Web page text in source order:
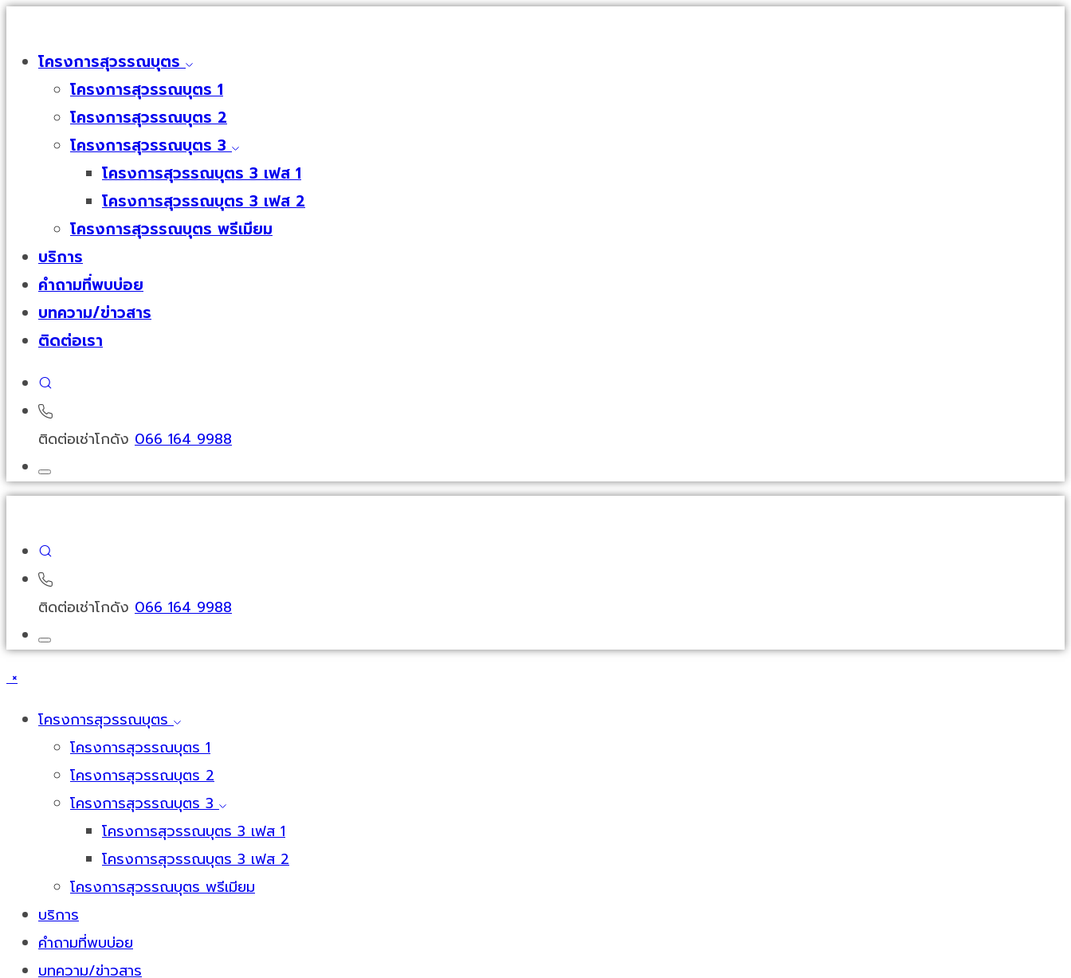
โครงการสุวรรณบุตร
โครงการสุวรรณบุตร 1
โครงการสุวรรณบุตร 2
โครงการสุวรรณบุตร 3
โครงการสุวรรณบุตร 3 เฟส 1
โครงการสุวรรณบุตร 3 เฟส 2
โครงการสุวรรณบุตร พรีเมียม
บริการ
คำถามที่พบบ่อย
บทความ/ข่าวสาร
ติดต่อเรา
ติดต่อเช่าโกดัง 066 164 9988
ติดต่อเช่าโกดัง 066 164 9988
×
โครงการสุวรรณบุตร
โครงการสุวรรณบุตร 1
โครงการสุวรรณบุตร 2
โครงการสุวรรณบุตร 3
โครงการสุวรรณบุตร 3 เฟส 1
โครงการสุวรรณบุตร 3 เฟส 2
โครงการสุวรรณบุตร พรีเมียม
บริการ
คำถามที่พบบ่อย
บทความ/ข่าวสาร